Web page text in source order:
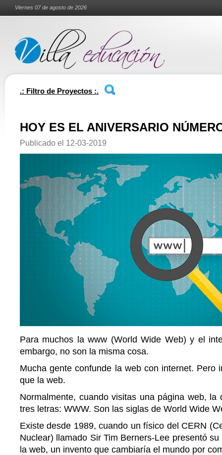
Viernes 07 de agosto de 2026
.: Filtro de Proyectos :.
HOY ES EL ANIVERSARIO
Publicado el 12-03-2019
Para muchos la www (World Wide Web) y el
embargo, no son la misma cosa.
Mucha gente confunde la web con internet. Pero
que la web.
Normalmente, cuando visitas una página web, la
tres letras: WWW. Son las siglas de World Wide
Existe desde 1989, cuando un físico del CERN
Nuclear) llamado Sir Tim Berners-Lee presentó
la web, un invento que cambiaría el mundo por